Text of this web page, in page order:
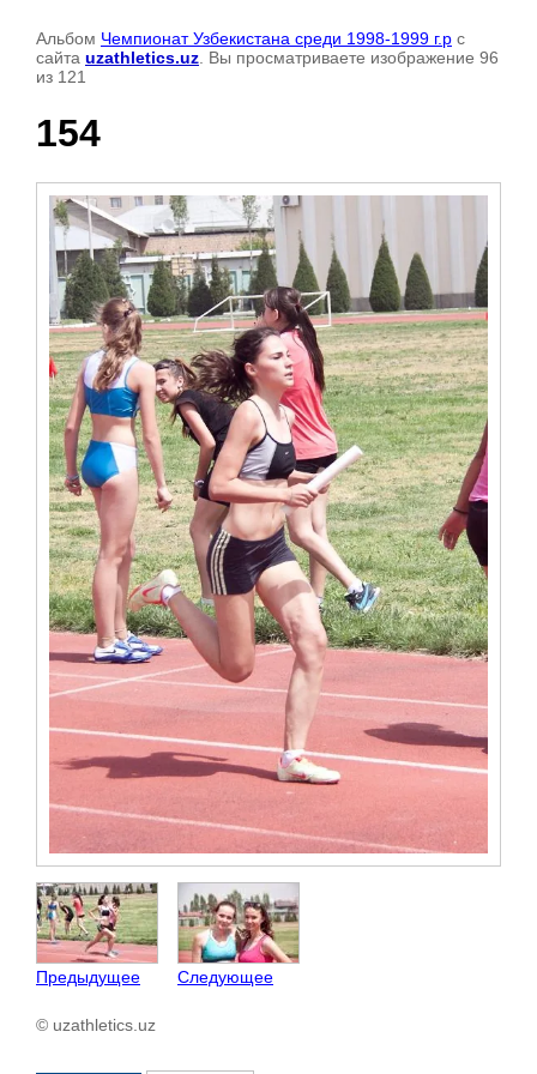
Альбом Чемпионат Узбекистана среди 1998-1999 г.р с
сайта uzathletics.uz . Вы просматриваете изображение 96
из 121
154
Предыдущее Следующее
© uzathletics.uz